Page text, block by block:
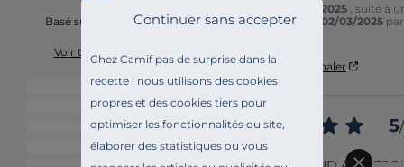
Chez Camif pas de surprise dans la
recette : nous utilisons des cookies
propres et des cookies tiers pour
optimiser les fonctionnalités du site,
élaborer des statistiques ou vous
Continuer sans accepter
Basé sur
avis soumis à un
Voir tous les avis sur ce site
7
0
0
0
30/05/2025
, suite à
expérience du
02/03/2025 par
Utile Signaler
5/
Avis vérifié